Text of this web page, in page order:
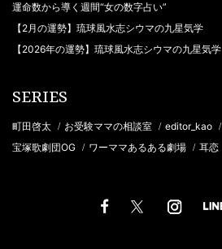
運命数から導く週間“女の数字占い”
【2月の運勢】琉球風水志シウマの九星気学
【2026年の運勢】琉球風水志シウマの九星気学
SERIES
町田啓太 / お受験ママの相談室 / editor_kao /
宝塚歌劇団OG / ワーママあるある劇場 / 耳恋